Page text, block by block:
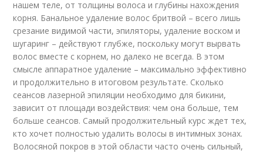
нашем теле, от толщины волоса и глубины нахождения
корня. Банальное удаление волос бритвой – всего лишь
срезание видимой части, эпиляторы, удаление воском и
шугаринг – действуют глубже, поскольку могут вырвать
волос вместе с корнем, но далеко не всегда. В этом
смысле аппаратное удаление – максимально эффективно
и продолжительно в итоговом результате. Сколько
сеансов лазерной эпиляции необходимо для бикини,
зависит от площади воздействия: чем она больше, тем
больше сеансов. Самый продолжительный курс ждет тех,
кто хочет полностью удалить волосы в интимных зонах.
Волосяной покров в этой области часто очень сильный,